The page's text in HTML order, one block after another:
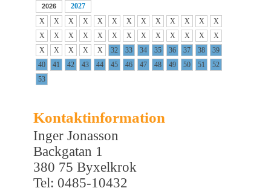
2026
2027
X
X X X X X X X X X X X
X
X
X X X X X X X X X X X
X
X
X X X X 32 33 34 35 36 37 38
39
40
41 42 43 44 45 46 47 48 49 50 51
52
53
Kontaktinformation
Inger Jonasson
Backgatan 1
380 75 Byxelkrok
Tel: 0485-10432